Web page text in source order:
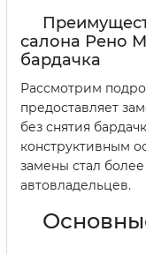
салона Рено
бардачка
Рассмотрим
предоставляет
без снятия
конструктивным
замены стал
автовладельцев.